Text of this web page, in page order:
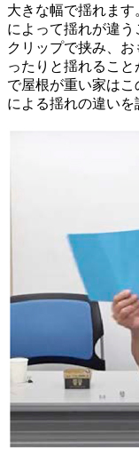
大きな幅で揺れま
によって揺れが違
クリップで挟み、
ったりと揺れるこ
で屋根が重い家は
による揺れの違いを